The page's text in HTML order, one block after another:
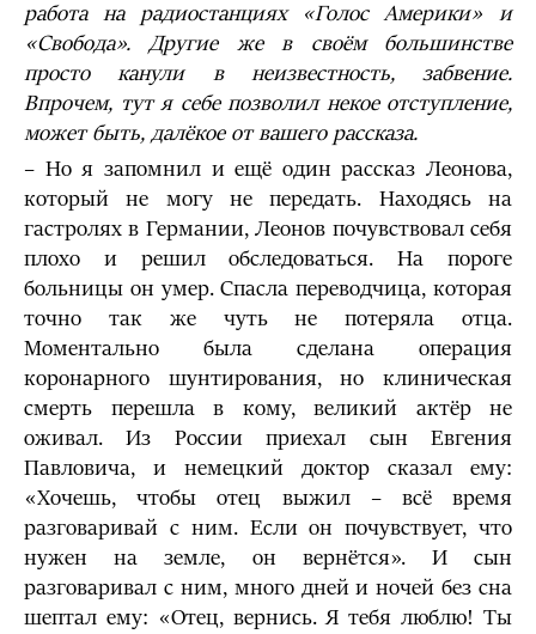
работа на радиостанциях «Голос Америки» и
«Свобода». Другие же в своём большинстве
просто канули в неизвестность, забвение.
Впрочем, тут я себе позволил некое отступление,
может быть, далёкое от вашего рассказа.
– Но я запомнил и ещё один рассказ Леонова,
который не могу не передать. Находясь на
гастролях в Германии, Леонов почувствовал себя
плохо и решил обследоваться. На пороге
больницы он умер. Спасла переводчица, которая
точно так же чуть не потеряла отца.
Моментально была сделана операция
коронарного шунтирования, но клиническая
смерть перешла в кому, великий актёр не
оживал. Из России приехал сын Евгения
Павловича, и немецкий доктор сказал ему:
«Хочешь, чтобы отец выжил – всё время
разговаривай с ним. Если он почувствует, что
нужен на земле, он вернётся». И сын
разговаривал с ним, много дней и ночей без сна
шептал ему: «Отец, вернись. Я тебя люблю! Ты